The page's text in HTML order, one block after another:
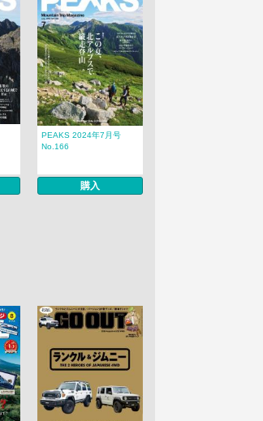
PEAKS 2024年7月号
No.166
購入